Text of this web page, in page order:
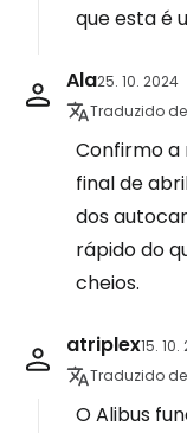
que esta é
Ala25. 10. 2024
Traduzido
Confirmo a
final de
dos
rápido do
cheios.
atriplex15.
Traduzido
O Alibus